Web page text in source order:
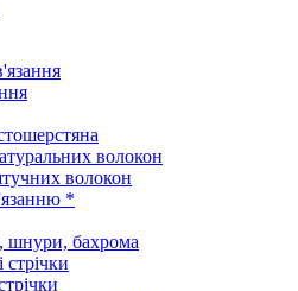
волокон
волокон
*
шнури, бахрома